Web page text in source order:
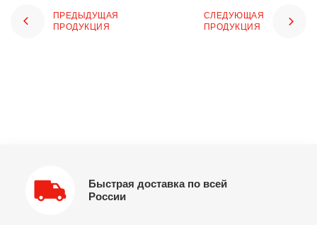
ПРЕДЫДУЩАЯ
ПРОДУКЦИЯ
СЛЕДУЮЩАЯ
ПРОДУКЦИЯ
Быстрая доставка по всей
России